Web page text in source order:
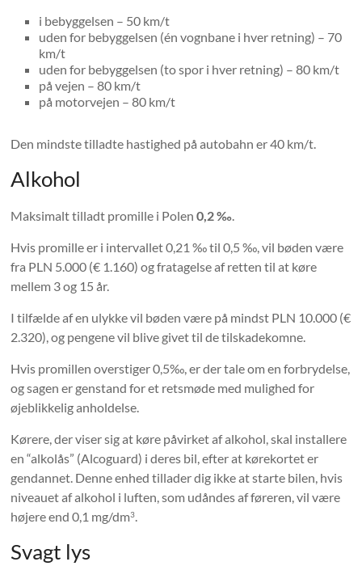
i bebyggelsen – 50 km/t
uden for bebyggelsen (én vognbane i hver retning) – 70
km/t
uden for bebyggelsen (to spor i hver retning) – 80 km/t
på vejen – 80 km/t
på motorvejen – 80 km/t
Den mindste tilladte hastighed på autobahn er 40 km/t.
Alkohol
Maksimalt tilladt promille i Polen0,2 ‰.
Hvis promille er i intervallet 0,21 ‰ til 0,5 ‰, vil bøden være
fra PLN 5.000 (€ 1.160) og fratagelse af retten til at køre
mellem 3 og 15 år.
I tilfælde af en ulykke vil bøden være på mindst PLN 10.000 (€
2.320), og pengene vil blive givet til de tilskadekomne.
Hvis promillen overstiger 0,5‰, er der tale om en forbrydelse,
og sagen er genstand for et retsmøde med mulighed for
øjeblikkelig anholdelse.
Kørere, der viser sig at køre påvirket af alkohol, skal installere
en “alkolås” (Alcoguard) i deres bil, efter at kørekortet er
gendannet. Denne enhed tillader dig ikke at starte bilen, hvis
niveauet af alkohol i luften, som udåndes af føreren, vil være
højere end 0,1 mg/dm3.
Svagt lys